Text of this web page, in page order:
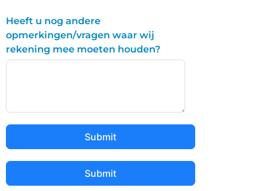
Heeft u nog andere
opmerkingen/vragen waar wij
rekening mee moeten houden?
Submit
Submit